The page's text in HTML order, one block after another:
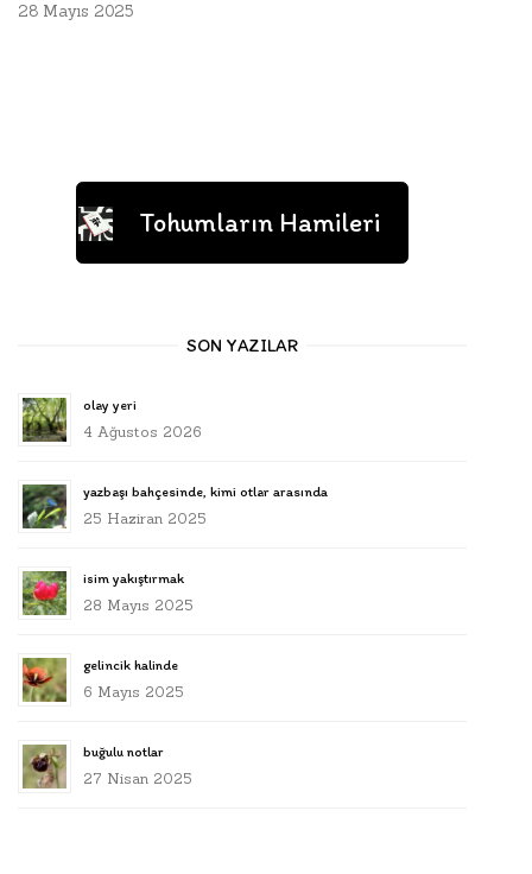
28 Mayıs 2025
Tohumların Hamileri
SON YAZILAR
olay yeri
4 Ağustos 2026
yazbaşı bahçesinde, kimi otlar arasında
25 Haziran 2025
isim yakıştırmak
28 Mayıs 2025
gelincik halinde
6 Mayıs 2025
buğulu notlar
27 Nisan 2025